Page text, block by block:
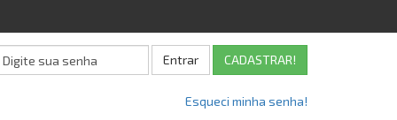
Entrar CADASTRAR!
Esqueci minha senha!